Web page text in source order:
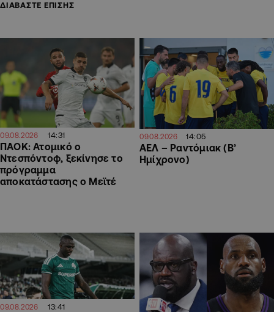
ΔΙΑΒΑΣΤΕ ΕΠΙΣΗΣ
09.08.2026 14:31
ΠΑΟΚ: Ατομικό ο
Ντεσπόντοφ, ξεκίνησε το
πρόγραμμα
αποκατάστασης ο Μεϊτέ
09.08.2026 14:05
ΑΕΛ – Ραντόμιακ (Β’
Ημίχρονο)
09.08.2026 13:41